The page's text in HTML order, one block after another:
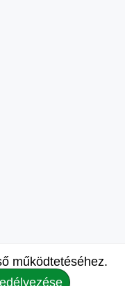
működtetéséhez.